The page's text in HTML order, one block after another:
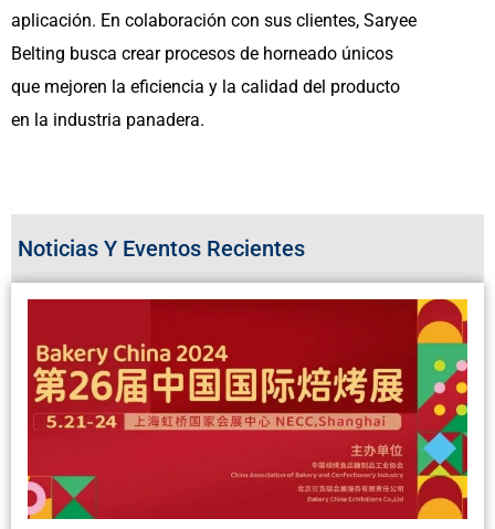
aplicación. En colaboración con sus clientes, Saryee
Belting busca crear procesos de horneado únicos
que mejoren la eficiencia y la calidad del producto
en la industria panadera.
Noticias Y Eventos Recientes